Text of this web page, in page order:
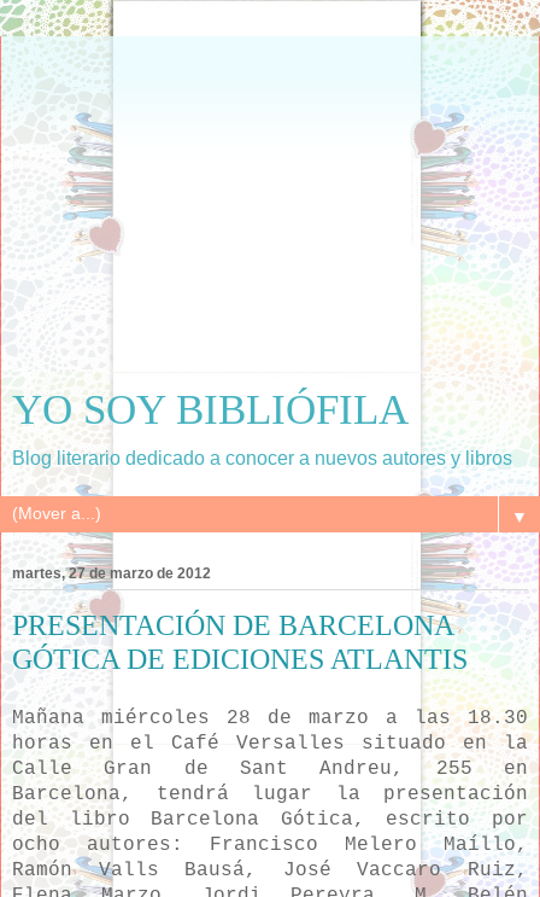
YO SOY BIBLIÓFILA
Blog literario dedicado a conocer a nuevos autores y libros
▼
martes, 27 de marzo de 2012
PRESENTACIÓN DE BARCELONA
GÓTICA DE EDICIONES ATLANTIS
Mañana miércoles 28 de marzo a las 18.30
horas en el Café Versalles situado en la
Calle Gran de Sant Andreu, 255 en
Barcelona, tendrá lugar la presentación
del libro Barcelona Gótica, escrito por
ocho autores: Francisco Melero Maíllo,
Ramón Valls Bausá, José Vaccaro Ruiz,